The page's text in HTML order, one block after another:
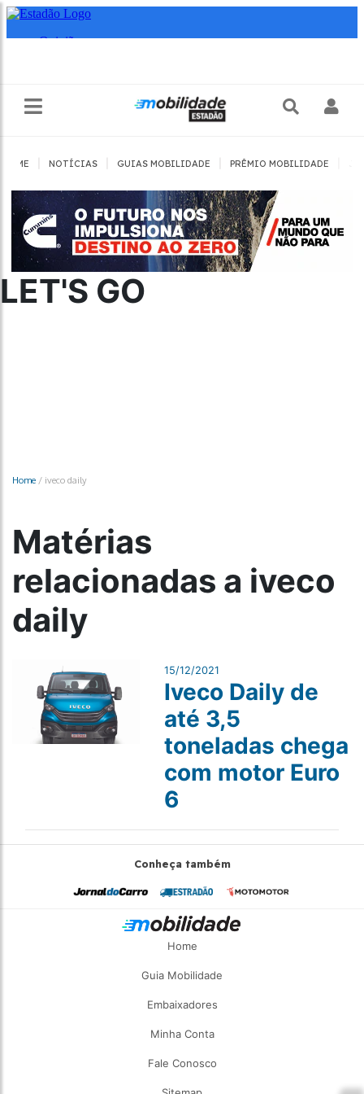
HOME NOTÍCIAS GUIAS MOBILIDADE PRÊMIO MOBILIDADE
LET'S GO
Home / iveco daily
Matérias
relacionadas a iveco
daily
15/12/2021
Iveco Daily de
até 3,5
toneladas chega
com motor Euro
6
Conheça também
Home
Guia Mobilidade
Embaixadores
Minha Conta
Fale Conosco